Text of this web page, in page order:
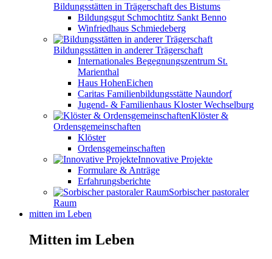
Bildungsstätten in Trägerschaft des Bistums
Bildungsgut Schmochtitz Sankt Benno
Winfriedhaus Schmiedeberg
Bildungsstätten in anderer Trägerschaft
Internationales Begegnungszentrum St.
Marienthal
Haus HohenEichen
Caritas Familienbildungsstätte Naundorf
Jugend- & Familienhaus Kloster Wechselburg
Klöster &
Ordensgemeinschaften
Klöster
Ordensgemeinschaften
Innovative Projekte
Formulare & Anträge
Erfahrungsberichte
Sorbischer pastoraler
Raum
mitten im Leben
Mitten im Leben